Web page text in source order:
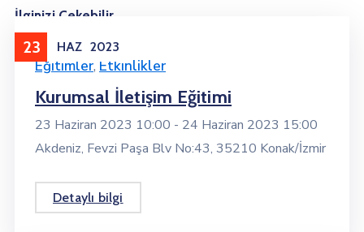
İlginizi Çekebilir
23 HAZ 2023
Eğitimler, Etkinlikler
Kurumsal İletişim Eğitimi
23 Haziran 2023 10:00 - 24 Haziran 2023 15:00
Akdeniz, Fevzi Paşa Blv No:43, 35210 Konak/İzmir
Detaylı bilgi